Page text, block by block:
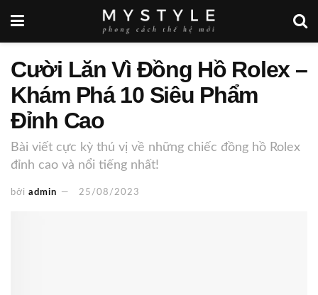
Cười Lăn Vì Đồng Hồ Rolex –
Khám Phá 10 Siêu Phẩm
Đỉnh Cao
Bài viết cực kỳ thú vị về những chiếc đồng hồ Rolex
đỉnh cao và nổi tiếng nhất!
bởi admin 25/08/2023